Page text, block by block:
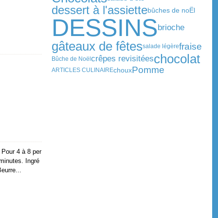
4 à 8 per
Ingré
dessert à l'assiettebûches de noËl
DESSINSbrioche
gâteaux de fêtessalade légèrefraise
Bûche de Noël crêpes revisitéeschocolat
ARTICLES CULINAIREchouxPomme